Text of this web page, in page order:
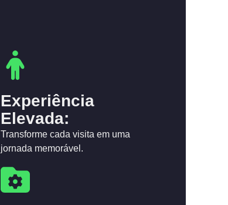
Experiência
Elevada:
Transforme cada visita em uma
jornada memorável.